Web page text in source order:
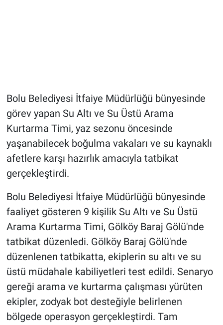
Bolu Belediyesi İtfaiye Müdürlüğü bünyesinde
görev yapan Su Altı ve Su Üstü Arama
Kurtarma Timi, yaz sezonu öncesinde
yaşanabilecek boğulma vakaları ve su kaynaklı
afetlere karşı hazırlık amacıyla tatbikat
gerçekleştirdi.
Bolu Belediyesi İtfaiye Müdürlüğü bünyesinde
faaliyet gösteren 9 kişilik Su Altı ve Su Üstü
Arama Kurtarma Timi, Gölköy Baraj Gölü'nde
tatbikat düzenledi. Gölköy Baraj Gölü'nde
düzenlenen tatbikatta, ekiplerin su altı ve su
üstü müdahale kabiliyetleri test edildi. Senaryo
gereği arama ve kurtarma çalışması yürüten
ekipler, zodyak bot desteğiyle belirlenen
bölgede operasyon gerçekleştirdi. Tam